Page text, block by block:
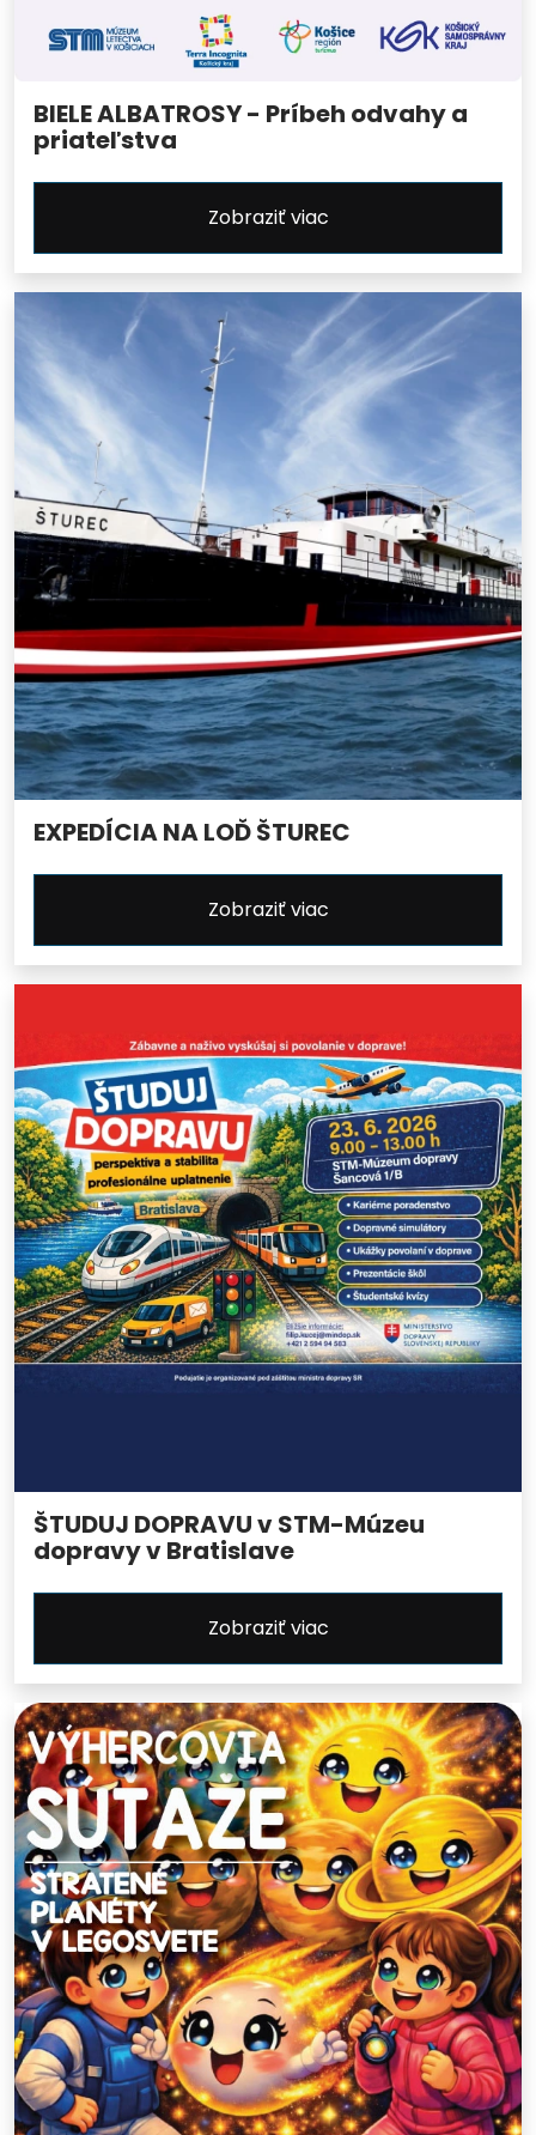
BIELE ALBATROSY - Príbeh odvahy a
priateľstva
Zobraziť viac
EXPEDÍCIA NA LOĎ ŠTUREC
Zobraziť viac
ŠTUDUJ DOPRAVU v STM-Múzeu
dopravy v Bratislave
Zobraziť viac